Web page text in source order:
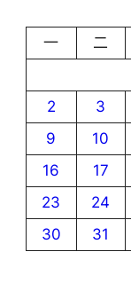
一
二
2
3
9
10
16
17
23
24
30
31